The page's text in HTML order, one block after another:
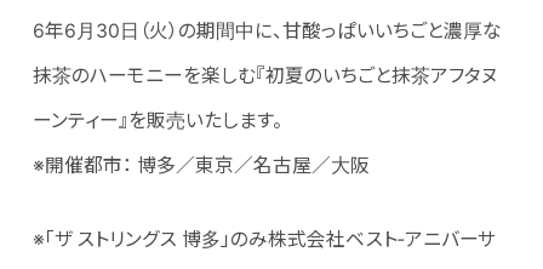
6年6月30日（火）の期間中に、甘酸っぱいいちごと濃厚な
抹茶のハーモニーを楽しむ『初夏のいちごと抹茶アフタヌ
ーンティー』を販売いたします。
※開催都市： 博多／東京／名古屋／大阪
※「ザ ストリングス 博多」のみ株式会社ベスト‐アニバーサ